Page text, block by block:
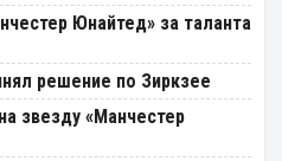
Юнайтед» за таланта
решение по Зиркзее
звезду «Манчестер